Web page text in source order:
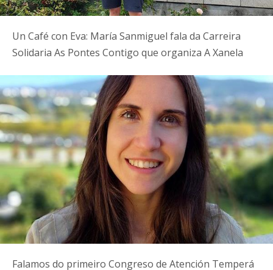
Un Café con Eva: María Sanmiguel fala da Carreira
Solidaria As Pontes Contigo que organiza A Xanela
Falamos do primeiro Congreso de Atención Temperá